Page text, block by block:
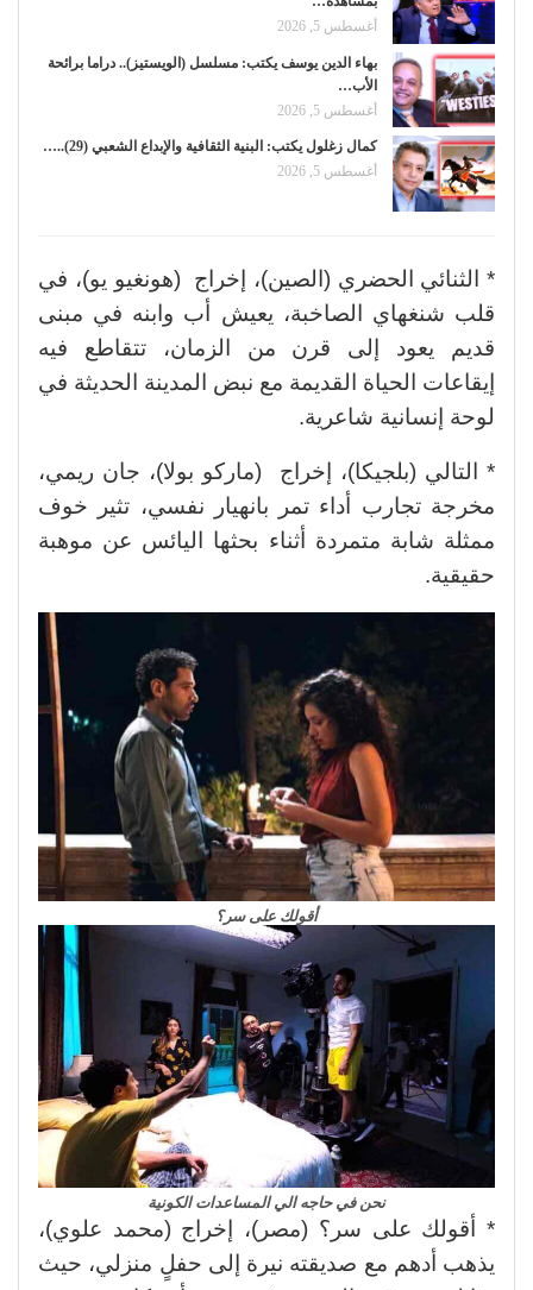
أغسطس 5, 2026
بهاء الدين يوسف يكتب: مسلسل (الويستيز).. دراما برائحة
الأب…
أغسطس 5, 2026
كمال زغلول يكتب: البنية الثقافية والإبداع الشعبي (29)..…
أغسطس 5, 2026
* الثنائي الحضري (الصين)، إخراج (هونغيو يو)، في
قلب شنغهاي الصاخبة، يعيش أب وابنه في مبنى
قديم يعود إلى قرن من الزمان، تتقاطع فيه
إيقاعات الحياة القديمة مع نبض المدينة الحديثة في
لوحة إنسانية شاعرية.
* التالي (بلجيكا)، إخراج (ماركو بولا)، جان ريمي،
مخرجة تجارب أداء تمر بانهيار نفسي، تثير خوف
ممثلة شابة متمردة أثناء بحثها اليائس عن موهبة
حقيقية.
أقولك على سر؟
نحن في حاجه الي المساعدات الكونية
* أقولك على سر؟ (مصر)، إخراج (محمد علوي)،
يذهب أدهم مع صديقته نيرة إلى حفلٍ منزلي، حيث